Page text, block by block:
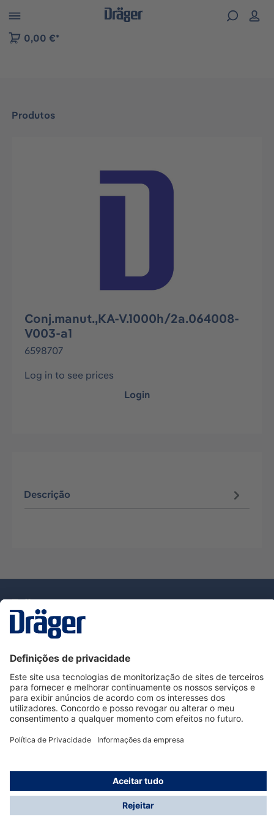
to B2B platform navigation
0,00 €*
Produtos
Ignorar galeria de imagens
Conj.manut.,KA-V.1000h/2a.064008-
V003-a1
6598707
Log in to see prices
Login
Descrição
Serviço de Apoio ao Cliente Dräger
Utilização da loja
Informações
© Dräger Portugal, Lda, 2024
* Todos os preços excl. IVA mais
possíveis taxas de entrega, se não for indicado o